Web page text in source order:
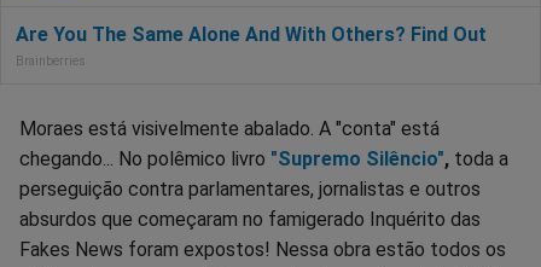
Moraes está visivelmente abalado. A "conta" está
chegando... No polêmico livro "Supremo Silêncio", toda a
perseguição contra parlamentares, jornalistas e outros
absurdos que começaram no famigerado Inquérito das
Fakes News foram expostos! Nessa obra estão todos os